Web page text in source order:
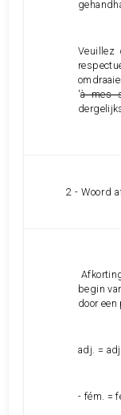
Veuillez
'à mes
2 - Woord
begin
door een
adj. =
- fém. =